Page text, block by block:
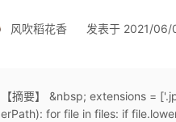
风吹稻花香 发表于 2021/
【摘要】 &nbsp; extensions =
erPath): for file in files: if